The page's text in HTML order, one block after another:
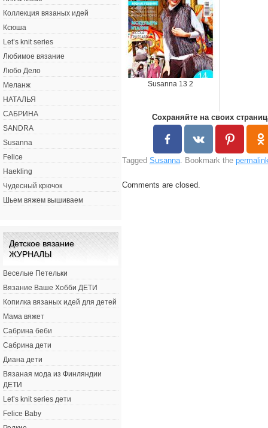
Susanna 13 2
Сохраняйте на своих
Tagged Susanna. Bookmark the
Comments are closed.
Коллекция вязаных идей
Ксюша
Let’s knit series
Любимое вязание
Любо Дело
Меланж
НАТАЛЬЯ
САБРИНА
SANDRA
Susanna
Felice
Haekling
Чудесный крючок
Шьем вяжем вышиваем
Детское вязание
ЖУРНАЛЫ
Веселые Петельки
Вязание Ваше Хобби ДЕТИ
Копилка вязаных идей для детей
Мама вяжет
Сабрина беби
Сабрина дети
Диана дети
Вязаная мода из Финляндии
ДЕТИ
Let’s knit series дети
Felice Baby